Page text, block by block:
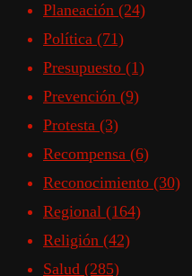
Planeación (24)
Política (71)
Presupuesto (1)
Prevención (9)
Protesta (3)
Recompensa (6)
Reconocimiento (30)
Regional (164)
Religión (42)
Salud (285)